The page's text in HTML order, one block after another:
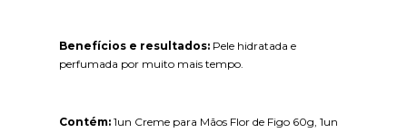
Benefícios e resultados: Pele hidratada e
perfumada por muito mais tempo.
Contém: 1un Creme para Mãos Flor de Figo 60g, 1un